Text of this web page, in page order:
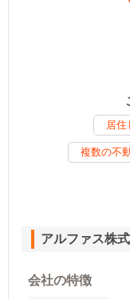
居住
複数の不
アルファス株
会社の特徴